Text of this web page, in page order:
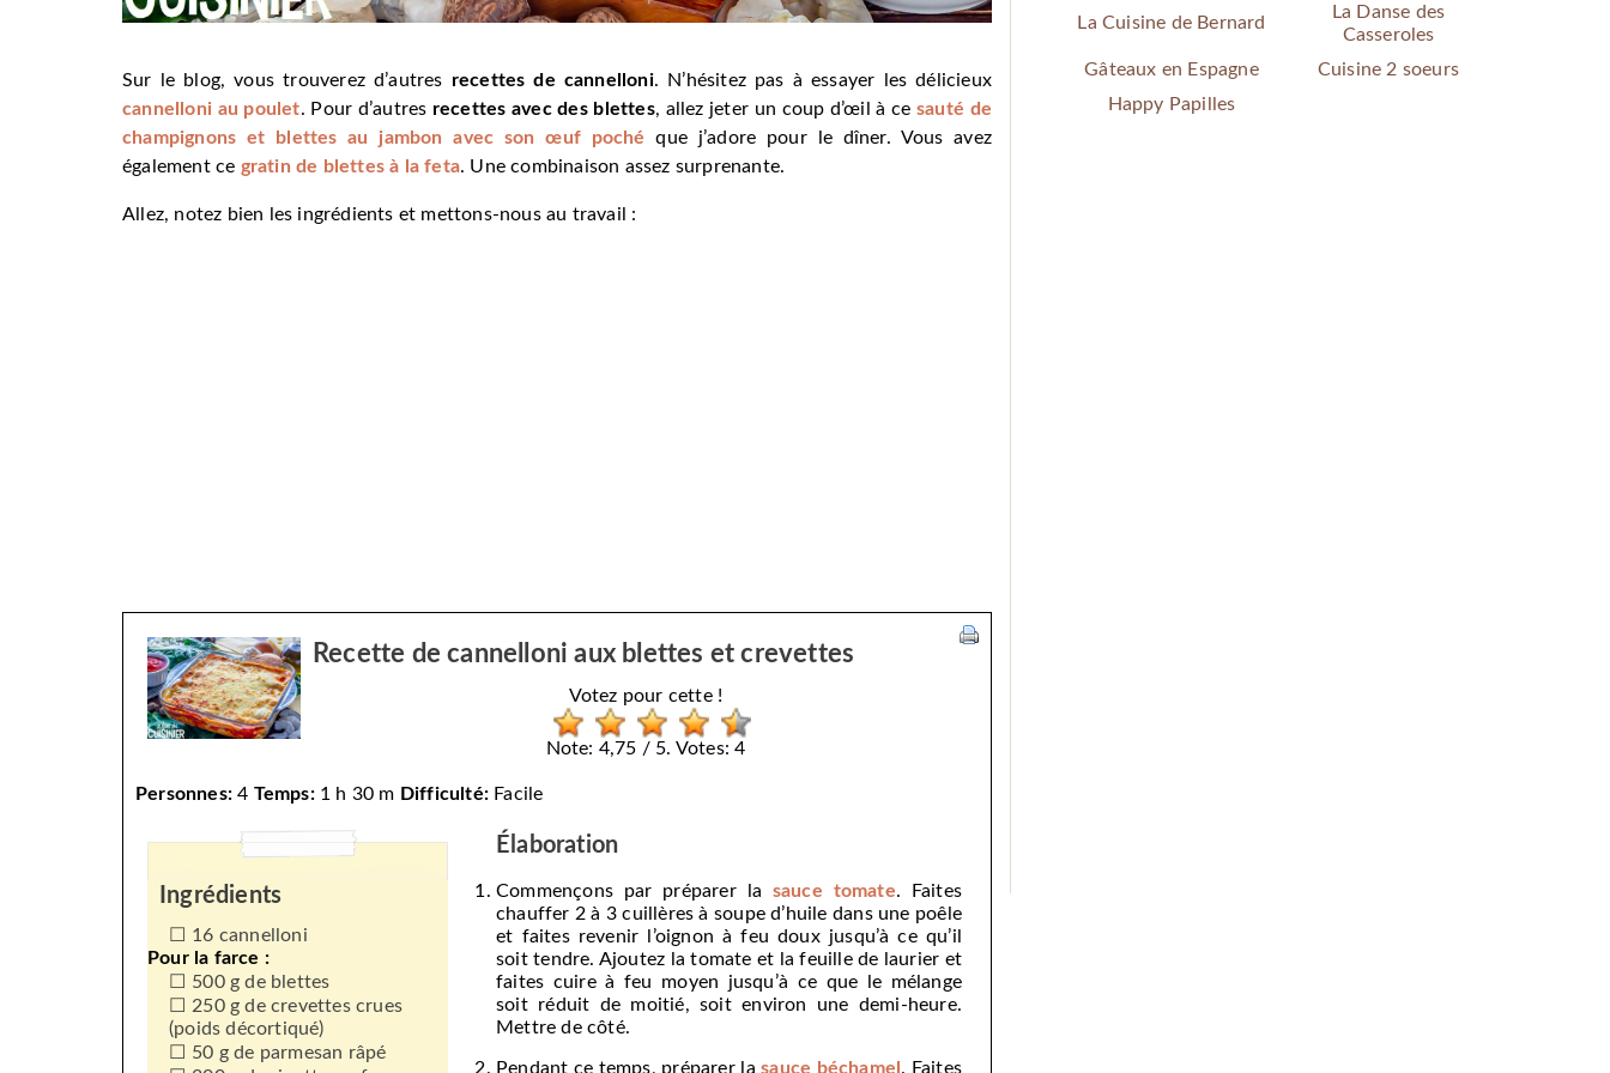
Sur le blog, vous trouverez d’autres recettes de cannelloni. N’hésitez pas à essayer les délicieux
cannelloni au poulet. Pour d’autres recettes avec des blettes, allez jeter un coup d’œil à cesauté de
champignons et blettes au jambon avec son œuf poché
que j’adore pour le dîner. Vous avez
également ce gratin de blettes à la feta. Une combinaison assez surprenante.
Allez, notez bien les ingrédients et mettons-nous au travail :
Recette de cannelloni aux blettes et crevettes
Votez pour cette !
Note: 4,75 / 5. Votes: 4
Personnes: 4 Temps: 1 h 30 m Difficulté: Facile
Ingrédients
16 cannelloni
Pour la farce :
500 g de blettes
250 g de crevettes crues
(poids décortiqué)
50 g de parmesan râpé
Élaboration
Commençons par préparer la sauce tomate. Faites
chauffer 2 à 3 cuillères à soupe d’huile dans une poêle
et faites revenir l’oignon à feu doux jusqu’à ce qu’il
soit tendre. Ajoutez la tomate et la feuille de laurier et
faites cuire à feu moyen jusqu’à ce que le mélange
soit réduit de moitié, soit environ une demi-heure.
Mettre de côté.
Pendant ce temps, préparer lasauce béchamel . Faites
La Cuisine de Bernard
La Danse des
Casseroles
Gâteaux en Espagne
Cuisine 2 soeurs
Happy Papilles